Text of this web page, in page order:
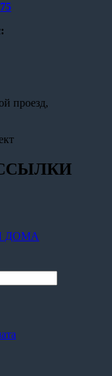
проезд,
ДОМА